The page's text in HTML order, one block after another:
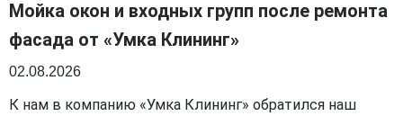
Мойка окон и входных групп после ремонта
фасада от «Умка Клининг»
02.08.2026
К нам в компанию «Умка Клининг» обратился наш